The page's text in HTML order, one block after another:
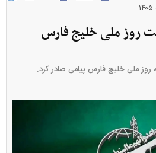
روز ملی خلیج فارس